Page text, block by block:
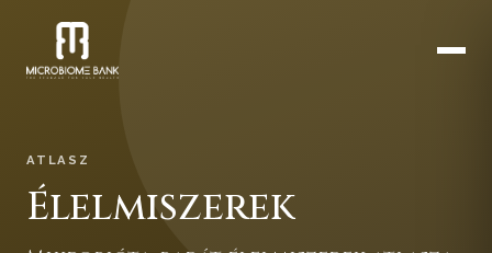
ATLASZ
Élelmiszerek